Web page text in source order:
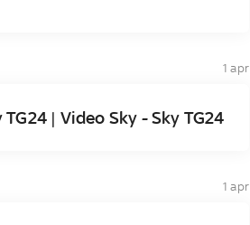
1 apr
| Video Sky - Sky TG24
1 apr